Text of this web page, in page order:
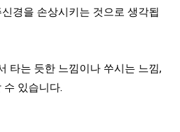
경을 손상시키는 것으로 생각됩
타는 듯한 느낌이나 쑤시는 느낌,
수 있습니다.